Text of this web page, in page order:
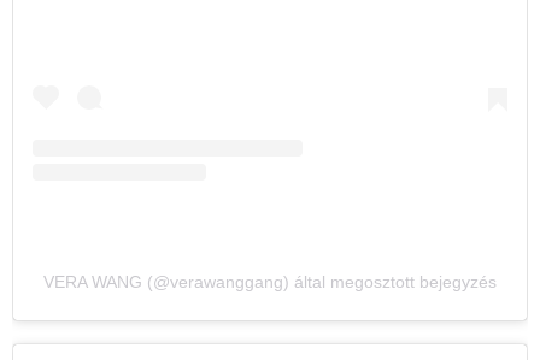
VERA WANG (@verawanggang) által megosztott bejegyzés